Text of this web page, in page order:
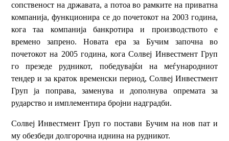
сопственост на државата, а потоа во рамките на приватна
компанија, функционира се до почетокот на 2003 година,
кога таа компанија банкротира и производството е
времено запрено. Новата ера за Бучим започна во
почетокот на 2005 година, кога Солвеј Инвестмент Груп
го презеде рудникот, победувајќи на меѓународниот
тендер и за краток временски период, Солвеј Инвестмент
Груп ја поправа, заменува и дополнува опремата за
рударство и имплементира бројни надградби.
Солвеј Инвестмент Груп го постави Бучим на нов пат и
му обезбеди долгорочна иднина на рудникот.